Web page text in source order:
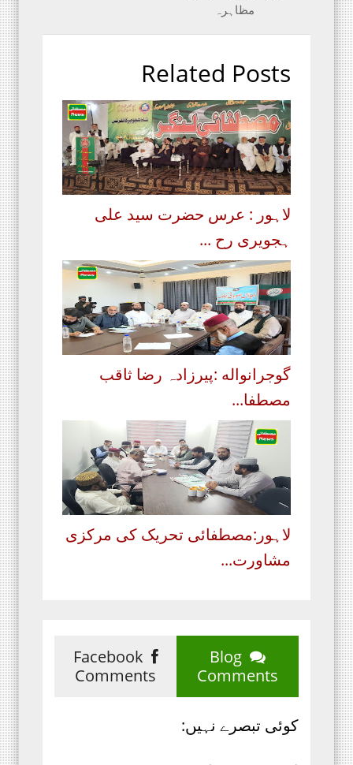
مظاہرہ
Related Posts
لاہور : عرس حضرت سید علی
ہجویری رح ...
گوجرانواله :پیرزادہ رضا ثاقب
مصطفا...
لاہور:مصطفائی تحریک کی مرکزی
مشاورت...
Blog
Comments
Facebook
Comments
کوئی تبصرے نہیں: